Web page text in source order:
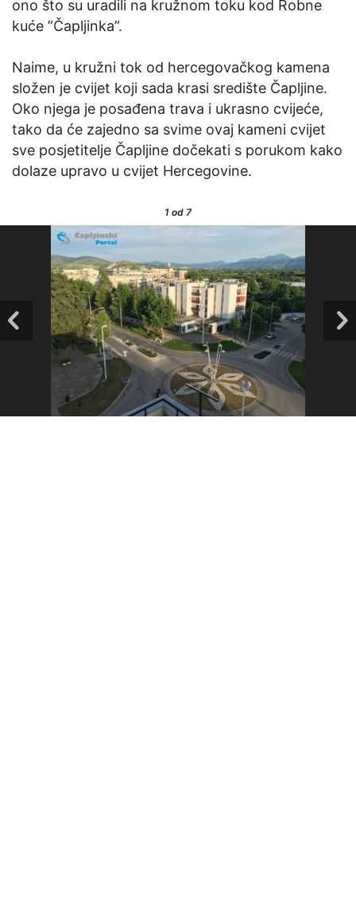
ono što su uradili na kružnom toku kod Robne
kuće ”Čapljinka”.
Naime, u kružni tok od hercegovačkog kamena
složen je cvijet koji sada krasi središte Čapljine.
Oko njega je posađena trava i ukrasno cvijeće,
tako da će zajedno sa svime ovaj kameni cvijet
sve posjetitelje Čapljine dočekati s porukom kako
dolaze upravo u cvijet Hercegovine.
1 od 7